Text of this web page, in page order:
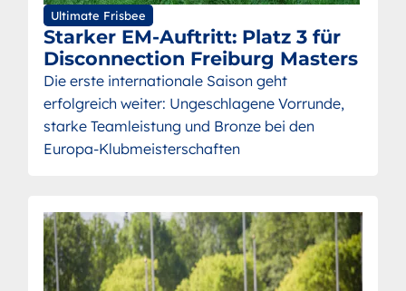
Ultimate Frisbee
Starker EM-Auftritt: Platz 3 für
Disconnection Freiburg Masters
Die erste internationale Saison geht
erfolgreich weiter: Ungeschlagene Vorrunde,
starke Teamleistung und Bronze bei den
Europa-Klubmeisterschaften